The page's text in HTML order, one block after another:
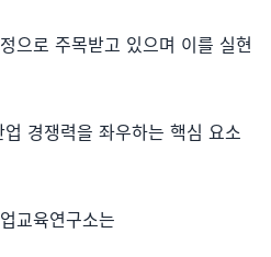
으로 주목받고 있으며 이를 실현
경쟁력을 좌우하는 핵심 요소
교육연구소는